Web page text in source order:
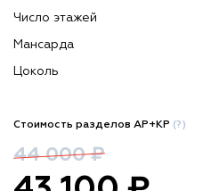
Число этажей
Мансарда
Цоколь
Стоимость разделов АР+КР (?)
44 000 ₽